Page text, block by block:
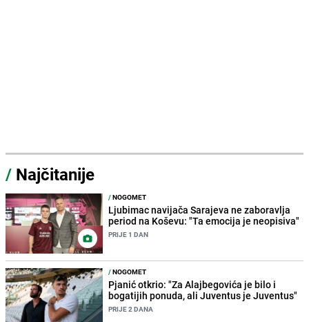
/ Najčitanije
/NOGOMET
Ljubimac navijača Sarajeva ne zaboravlja
period na Koševu: "Ta emocija je neopisiva"
PRIJE 1 DAN
/NOGOMET
Pjanić otkrio: "Za Alajbegovića je bilo i
bogatijih ponuda, ali Juventus je Juventus"
PRIJE 2 DANA